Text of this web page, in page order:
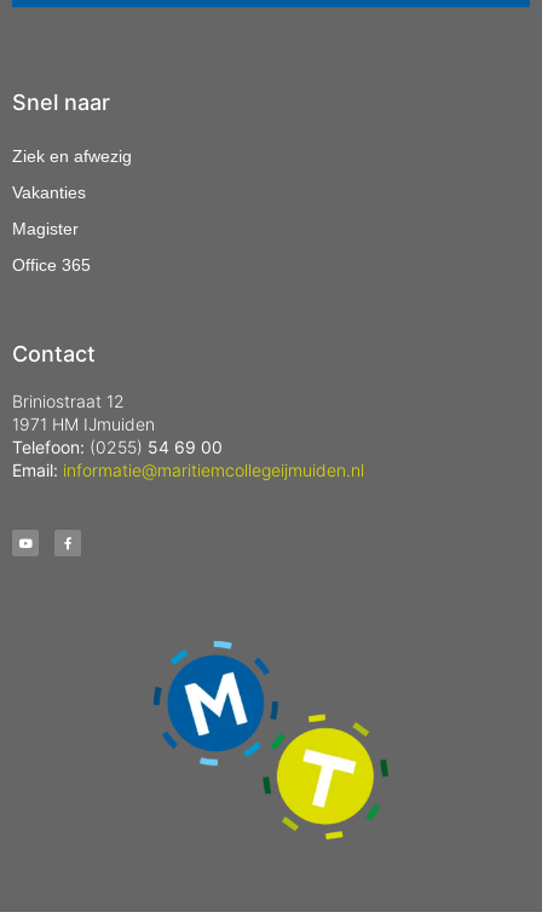
Snel naar
Ziek en afwezig
Vakanties
Magister
Office 365
Contact
Briniostraat 12
1971 HM IJmuiden
Telefoon: (0255) 54 69 00
Email: informatie@maritiemcollegeijmuiden.nl